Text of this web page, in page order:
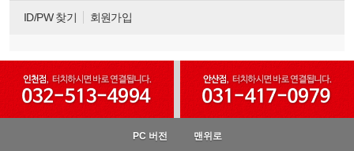
ID/PW 찾기 회원가입
PC 버전 맨위로